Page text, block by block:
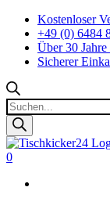
Zum
Inhalt
springen
Kostenloser
+49 (0) 6484
Über 30
Sicherer
Products
search
0